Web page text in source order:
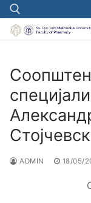
Skip
to
content
ADMIN 18/05/